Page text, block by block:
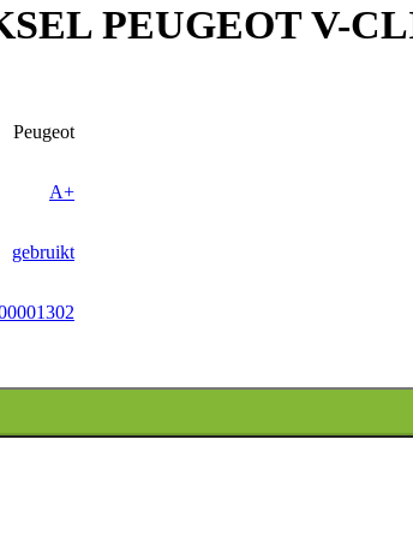
PEUGEOT V-
Peugeot
A+
gebruikt